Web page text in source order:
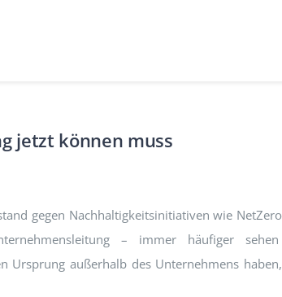
jetzt können muss
gegen Nachhaltigkeitsinitiativen wie
– immer häufiger
Ursprung außerhalb des Unternehmens